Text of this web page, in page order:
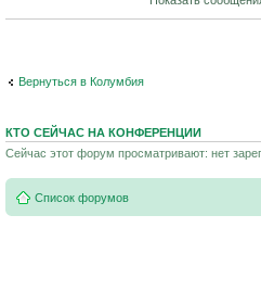
Вернуться в Колумбия
КТО СЕЙЧАС НА КОНФЕРЕНЦИИ
Сейчас этот форум просматривают: нет
Список форумов